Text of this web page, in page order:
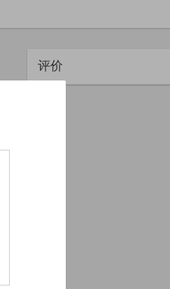
评价